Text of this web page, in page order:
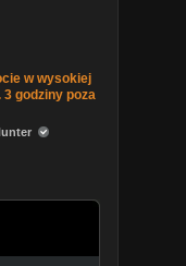
w wysokiej
godziny poza